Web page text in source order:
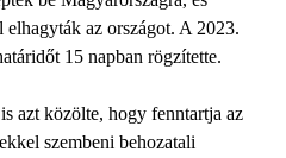
az országot. A 2023.
15 napban rögzítette.
azt közölte, hogy fenntartja az
szembeni behozatali